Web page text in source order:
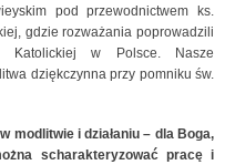
pod przewodnictwem ks.
gdzie rozważania poprowadzili
Katolickiej w Polsce. Nasze
dziękczynna przy pomniku św.
modlitwie i działaniu – dla Boga,
scharakteryzować pracę i